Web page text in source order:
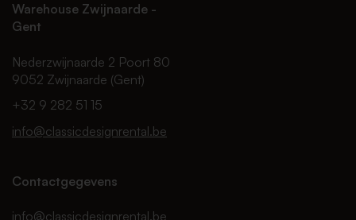
Warehouse Zwijnaarde -
Gent
Nederzwijnaarde 2 Poort 80
9052 Zwijnaarde (Gent)
+32 9 282 51 15
info@classicdesignrental.be
Contactgegevens
info@classicdesignrental.be